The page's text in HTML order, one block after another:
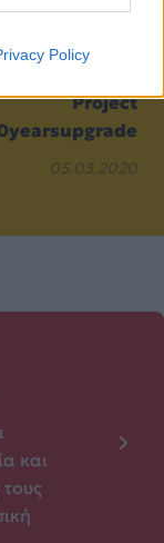
Policy
2020 by
Crystal Pure
Project
05.03.2020
και